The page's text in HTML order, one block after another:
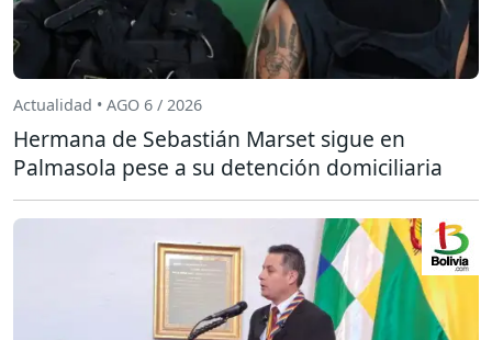
Actualidad • AGO 6 / 2026
Hermana de Sebastián Marset sigue en
Palmasola pese a su detención domiciliaria